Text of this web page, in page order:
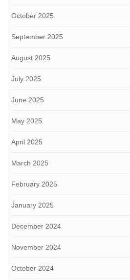
October 2025
September 2025
August 2025
July 2025
June 2025
May 2025
April 2025
March 2025
February 2025
January 2025
December 2024
November 2024
October 2024